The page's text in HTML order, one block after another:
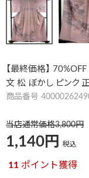
【最終価格】
文 松 ぼかし ピンク
商品番号
当店通常価格3,800
1,140 税込
11 ポイント獲得